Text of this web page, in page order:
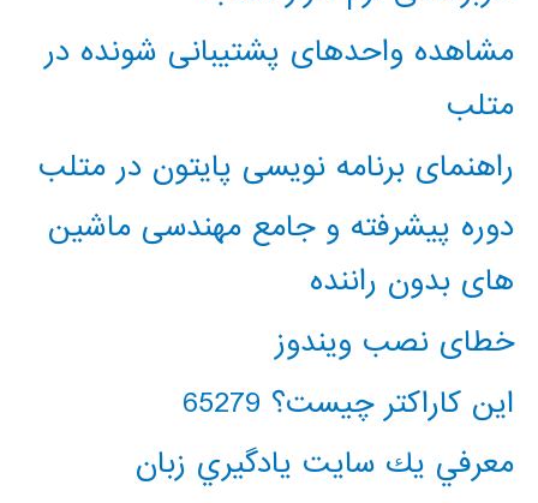
مشاهده واحدهای پشتیبانی شونده در
متلب
راهنمای برنامه نویسی پایتون در متلب
دوره پیشرفته و جامع مهندسی ماشین
های بدون راننده
خطای نصب ویندوز
این کاراکتر چیست؟ 65279
معرفي يك سايت يادگيري زبان